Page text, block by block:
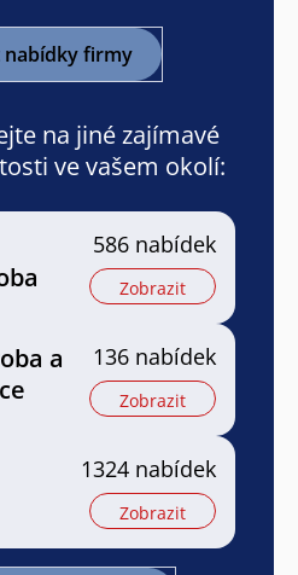
nabídky firmy
na jiné zajímavé
ve vašem okolí:
586 nabídek
Zobrazit
a
136 nabídek
Zobrazit
1324 nabídek
Zobrazit